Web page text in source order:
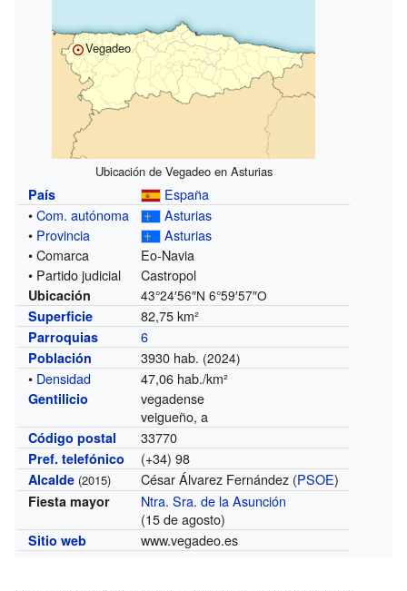
Vegadeo
Ubicación de Vegadeo en Asturias
País
España
•Com. autónoma
Asturias
• Provincia
Asturias
• Comarca
Eo-Navia
• Partido judicial
Castropol
Ubicación 43°24′56″N 6°59′57″O
Superficie
82,75 km²
Parroquias 6
Población 3930 hab. (2024)
• Densidad 47,06 hab./km²
Gentilicio
vegadense
veigueño, a
Código postal 33770
Pref. telefónico (+34) 98
Alcalde (2015) César Álvarez Fernández (PSOE)
Fiesta mayor
Ntra. Sra. de la Asunción
(15 de agosto)
Sitio web www.vegadeo.es